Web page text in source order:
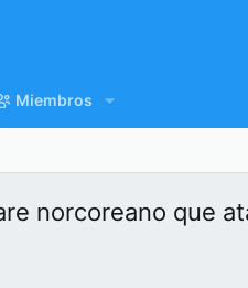
Miembros
norcoreano que